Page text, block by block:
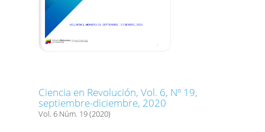
Ciencia en Revolución, Vol. 6, Nº 19,
septiembre-diciembre, 2020
Vol. 6 Núm. 19 (2020)